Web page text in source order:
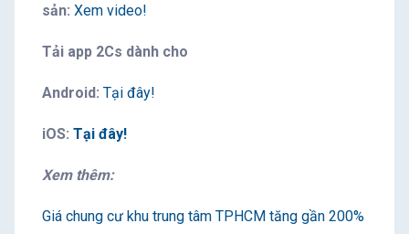
sản: Xem video!
Tải app 2Cs dành cho
Android: Tại đây!
iOS: Tại đây!
Xem thêm:
Giá chung cư khu trung tâm TPHCM tăng gần 200%